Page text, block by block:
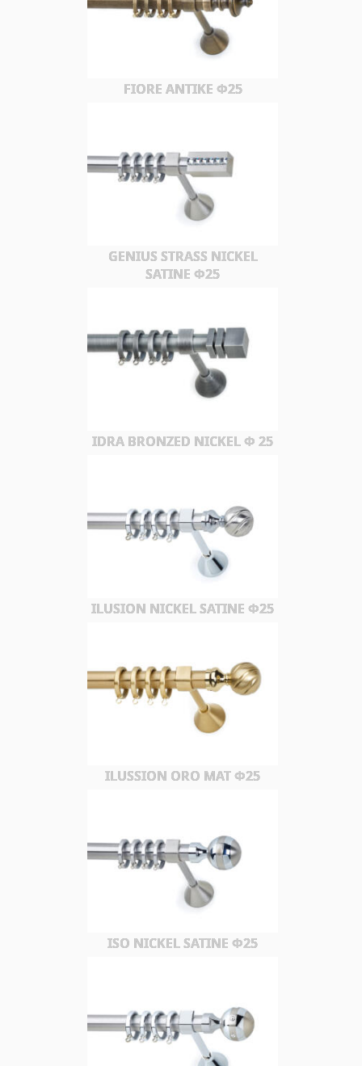
FIORE ΑΝΤΙΚΕ Φ25
GENIUS STRASS NICKEL
SATINE Φ25
IDRA BRONZED NICKEL Φ 25
ILUSION NICKEL SATINE Φ25
ILUSSION ORO MAT Φ25
ISO NICKEL SATINE Φ25